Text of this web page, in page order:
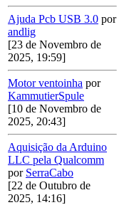
Ajuda Pcb USB 3.0 por
andlig
[23 de Novembro de
2025, 19:59]
Motor ventoinha por
KammutierSpule
[10 de Novembro de
2025, 20:43]
Aquisição da Arduino
LLC pela Qualcomm
por SerraCabo
[22 de Outubro de
2025, 14:16]